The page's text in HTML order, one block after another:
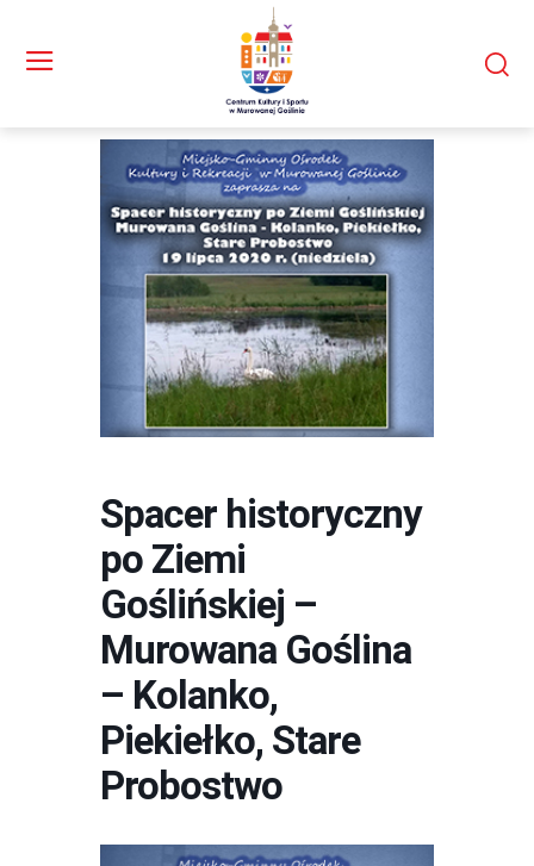
Spacer historyczny
po Ziemi
Goślińskiej –
Murowana Goślina
– Kolanko,
Piekiełko, Stare
Probostwo